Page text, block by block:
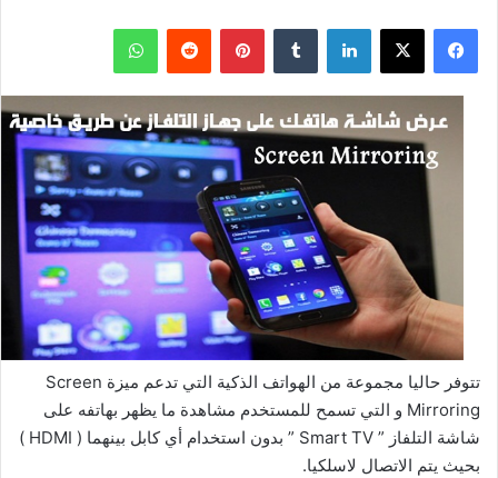
فيسبوك ‫X لينكدإن بينتيريست واتساب
تتوفر حاليا مجموعة من الهواتف الذكية التي تدعم ميزة Screen
Mirroring و التي تسمح للمستخدم مشاهدة ما يظهر بهاتفه على
شاشة التلفاز ” Smart TV ” بدون استخدام أي كابل بينهما ( HDMI )
بحيث يتم الاتصال لاسلكيا.